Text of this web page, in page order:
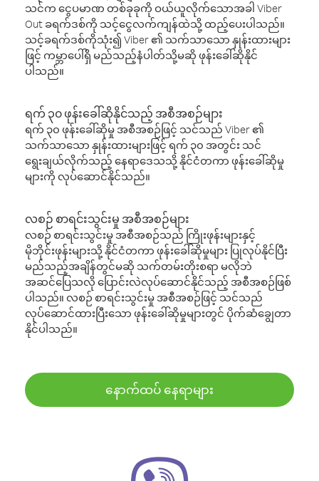
သင်က ငွေပမာဏ တစ်ခုခုကို ဝယ်ယူလိုက်သောအခါ Viber
Out ခရက်ဒစ်ကို သင့်ငွေလက်ကျန်ထဲသို့ ထည့်ပေးပါသည်။
သင့်ခရက်ဒစ်ကိုသုံး၍ Viber ၏ သက်သာသော နှုန်းထားများ
ဖြင့် ကမ္ဘာပေါ်ရှိ မည်သည့်နံပါတ်သို့မဆို ဖုန်းခေါ်ဆိုနိုင်
ပါသည်။
ရက် ၃၀ ဖုန်းခေါ်ဆိုနိုင်သည့် အစီအစဉ်များ
ရက် ၃၀ ဖုန်းခေါ်ဆိုမှု အစီအစဉ်ဖြင့် သင်သည် Viber ၏
သက်သာသော နှုန်းထားများဖြင့် ရက် ၃၀ အတွင်း သင်
ရွေးချယ်လိုက်သည့် နေရာဒေသသို့ နိုင်ငံတကာ ဖုန်းခေါ်ဆိုမှု
များကို လုပ်ဆောင်နိုင်သည်။
လစဉ် စာရင်းသွင်းမှု အစီအစဉ်များ
လစဉ် စာရင်းသွင်းမှု အစီအစဉ်သည် ကြိုးဖုန်းများနှင့်
မိုဘိုင်းဖုန်းများသို့ နိုင်ငံတကာ ဖုန်းခေါ်ဆိုမှုများ ပြုလုပ်နိုင်ပြီး
မည်သည့်အချိန်တွင်မဆို သက်တမ်းတိုးစရာ မလိုဘဲ
အဆင်ပြေသလို ပြောင်းလဲလုပ်ဆောင်နိုင်သည့် အစီအစဉ်ဖြစ်
ပါသည်။ လစဉ် စာရင်းသွင်းမှု အစီအစဉ်ဖြင့် သင်သည်
လုပ်ဆောင်ထားပြီးသော ဖုန်းခေါ်ဆိုမှုများတွင် ပိုက်ဆံချွေတာ
နိုင်ပါသည်။
နောက်ထပ် နေရာများ